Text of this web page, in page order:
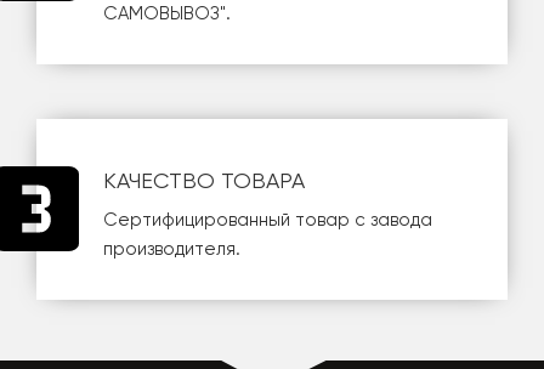
САМОВЫВОЗ".
КАЧЕСТВО ТОВАРА
Сертифицированный товар с завода
производителя.